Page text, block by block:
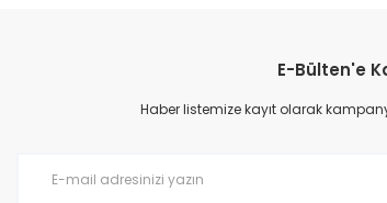
Ürün resmi kalitesiz, bozuk veya görüntülenemiyor.
Ürün açıklamasında eksik bilgiler bulunuyor.
E-Bülten'e
Haber listemize kayıt olarak